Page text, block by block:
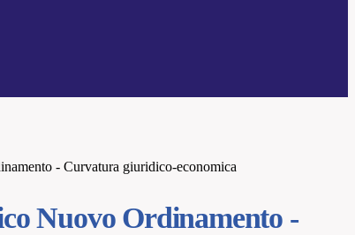
- Curvatura giuridico-economica
Nuovo Ordinamento -